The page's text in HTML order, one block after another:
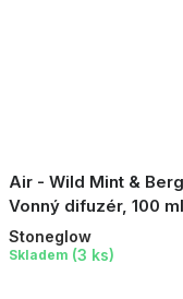
Air - Wild Mint &
Vonný difuzér, 100 ml
Stoneglow
Skladem (3 ks)